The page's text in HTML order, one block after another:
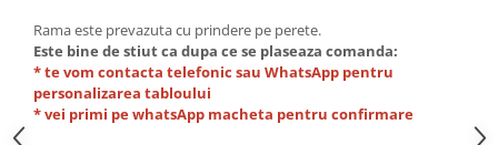
Rama este prevazuta cu prindere pe perete.
Este bine de stiut ca dupa ce se plaseaza comanda:
* te vom contacta telefonic sau WhatsApp pentru
personalizarea tabloului
* vei primi pe whatsApp macheta pentru confirmare